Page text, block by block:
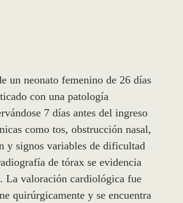
un neonato femenino de 26 días
con una patología
7 días antes del ingreso
como tos, obstrucción nasal,
y signos variables de dificultad
de tórax se evidencia
La valoración cardiológica fue
quirúrgicamente y se encuentra